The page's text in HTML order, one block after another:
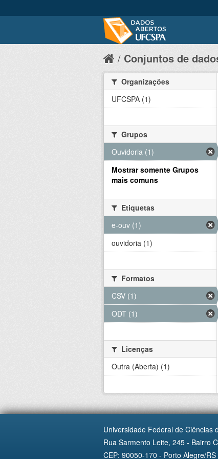
Conjuntos de
Organizações
UFCSPA (1)
Grupos
Ouvidoria (1)
Mostrar somente Grupos
mais comuns
Etiquetas
e-ouv (1)
ouvidoria (1)
Formatos
CSV (1)
ODT (1)
Licenças
Outra (Aberta) (1)
Universidade Federal de Ciências
Rua Sarmento Leite, 245 - Bairro
CEP: 90050-170 - Porto Alegre/RS